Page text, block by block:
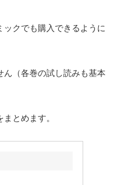
ックでも購入できるように
（各巻の試し読みも基本
とめます。